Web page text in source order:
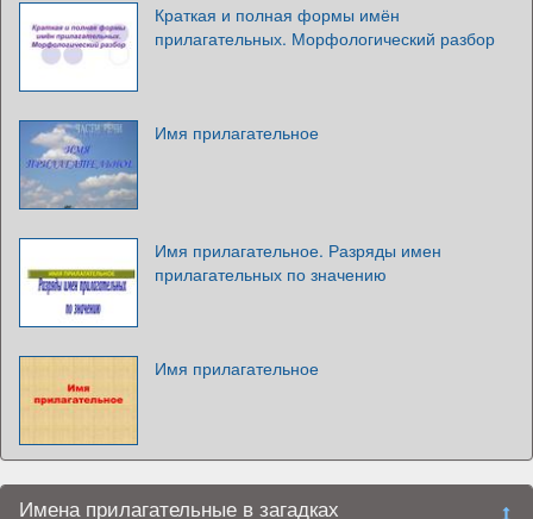
Краткая и полная формы имён
прилагательных. Морфологический разбор
Имя прилагательное
Имя прилагательное. Разряды имен
прилагательных по значению
Имя прилагательное
Имена прилагательные в загадках